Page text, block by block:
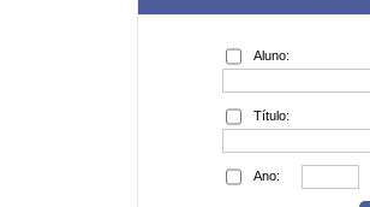
Aluno:
Título:
Ano: